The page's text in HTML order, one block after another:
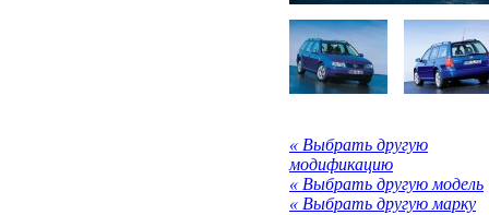
« Выбрать другую
модификацию
« Выбрать другую модель
« Выбрать другую марку